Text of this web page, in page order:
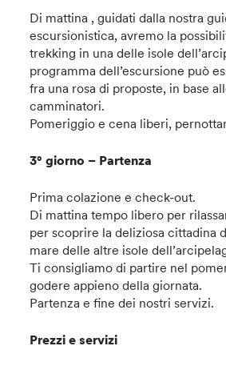
Di mattina , guidati dalla nostra
escursionistica, avremo la
trekking in una delle isole
programma dell’escursione può
fra una rosa di proposte, in base
camminatori.
Pomeriggio e cena liberi,
3° giorno – Partenza
Prima colazione e check-out.
Di mattina tempo libero per
per scoprire la deliziosa cittadina
mare delle altre isole
Ti consigliamo di partire nel
godere appieno della giornata.
Partenza e fine dei nostri servizi.
Prezzi e servizi